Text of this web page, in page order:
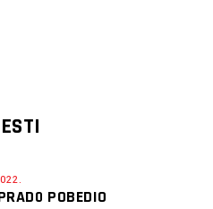
POBEDIO